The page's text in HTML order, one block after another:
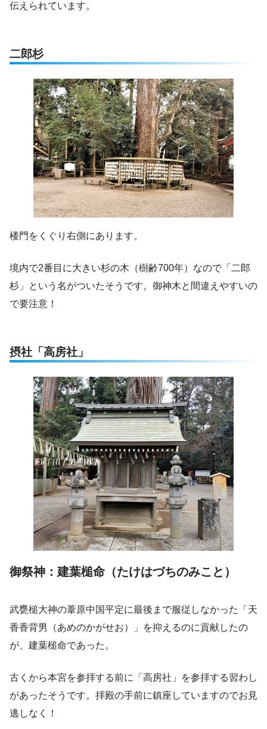
伝えられています。
二郎杉
楼門をくぐり右側にあります。
境内で2番目に大きい杉の木（樹齢700年）なので「二郎
杉」という名がついたそうです。御神木と間違えやすいの
で要注意！
摂社「高房社」
御祭神：建葉槌命（たけはづちのみこと）
武甕槌大神の葦原中国平定に最後まで服従しなかった「天
香香背男（あめのかがせお）」を抑えるのに貢献したの
が、建葉槌命であった。
古くから本宮を参拝する前に「高房社」を参拝する習わし
があったそうです。拝殿の手前に鎮座していますのでお見
逃しなく！